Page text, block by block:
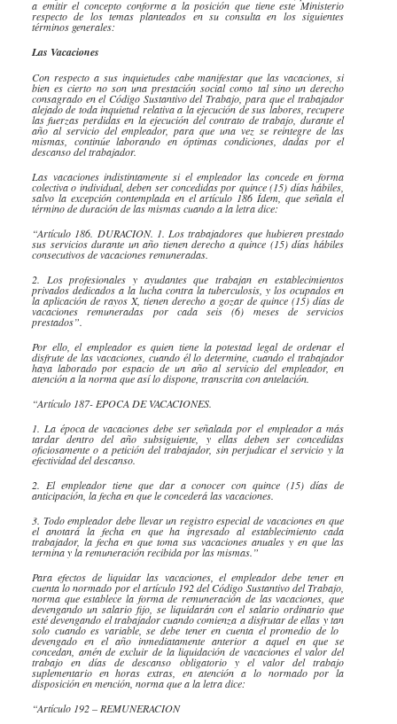
a emitir el concepto conforme a la posición que tiene este Ministerio
respecto de los temas planteados en su consulta en los siguientes
términos generales:
​Las Vacaciones
​​Con respecto a sus inquietudes cabe manifestar que las vacaciones, si
bien es cierto no son una prestación social como tal sino un derecho
consagrado en el Código Sustantivo del Trabajo, para que el trabajador
alejado de toda inquietud relativa a la ejecución de sus labores, recupere
las fuerzas perdidas en la ejecución del contrato de trabajo, durante el
año al servicio del empleador, para que una vez se reintegre de las
mismas, continúe laborando en óptimas condiciones, dadas por el
descanso del trabajador.
Las vacaciones indistintamente si el empleador las concede en forma
colectiva o individual, deben ser concedidas por quince (15) días hábiles,
salvo la excepción contemplada en el artículo 186 Ídem, que señala el
término de duración de las mismas cuando a la letra dice:
​“Artículo 186. DURACION. 1. Los trabajadores que hubieren prestado
sus servicios durante un año tienen derecho a quince (15) días hábiles
consecutivos de vacaciones remuneradas.
​2. Los profesionales y ayudantes que trabajan en establecimientos
privados dedicados a la lucha contra la tuberculosis, y los ocupados en
la aplicación de rayos X, tienen derecho a gozar de quince (15) días de
vacaciones remuneradas por cada seis (6) meses de servicios
prestados”.
Por ello, el empleador es quien tiene la potestad legal de ordenar el
disfrute de las vacaciones, cuando él lo determine, cuando el trabajador
haya laborado por espacio de un año al servicio del empleador, en
atención a la norma que así lo dispone, transcrita con antelación.
​​“Artículo 187- EPOCA DE VACACIONES.
​1. La época de vacaciones debe ser señalada por el empleador a más
tardar dentro del año ​subsiguiente, y ellas deben ser concedidas
oficiosamente o a petición del trabajador, sin perjudicar el servicio y la
efectividad del descanso.
2. El empleador tiene que dar a conocer con quince (15) días de
anticipación, la fecha en que le concederá las vacaciones.
​3. Todo empleador debe llevar un registro especial de vacaciones en que
el anotará la fecha en que ha ingresado al establecimiento cada
trabajador, la fecha en que toma sus vacaciones anuales y en que las
termina y la remuneración recibida por las mismas.”
​​Para efectos de liquidar las vacaciones, el empleador debe tener en
cuenta lo normado por el artículo 192 del Código Sustantivo del Trabajo,
norma que establece la forma de remuneración de las vacaciones, que
devengando un salario fijo, se liquidarán con el salario ordinario que
esté devengando el trabajador cuando comienza a disfrutar de ellas y tan
solo cuando es variable, se debe tener en cuenta el promedio de lo ​​
devengado en el año inmediatamente anterior a aquel en que se
concedan, amén de excluir de la liquidación de vacaciones el valor del
trabajo en días de descanso obligatorio y el valor del trabajo
suplementario en horas extras, en atención a lo normado por la
disposición en mención, norma que a la letra dice:
​​“Artículo 192 – REMUNERACION